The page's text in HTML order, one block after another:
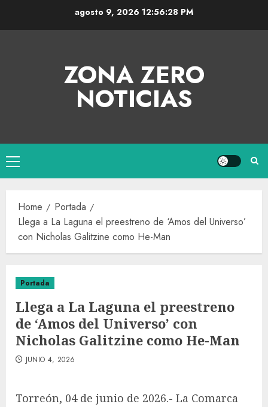
agosto 9, 2026 12:56:29 PM
ZONA ZERO
NOTICIAS
Home
Portada
Llega a La Laguna el preestreno de ‘Amos del Universo’
con Nicholas Galitzine como He-Man
Portada
Llega a La Laguna el preestreno
de ‘Amos del Universo’ con
Nicholas Galitzine como He-Man
JUNIO 4, 2026
Torreón, 04 de junio de 2026.- La Comarca